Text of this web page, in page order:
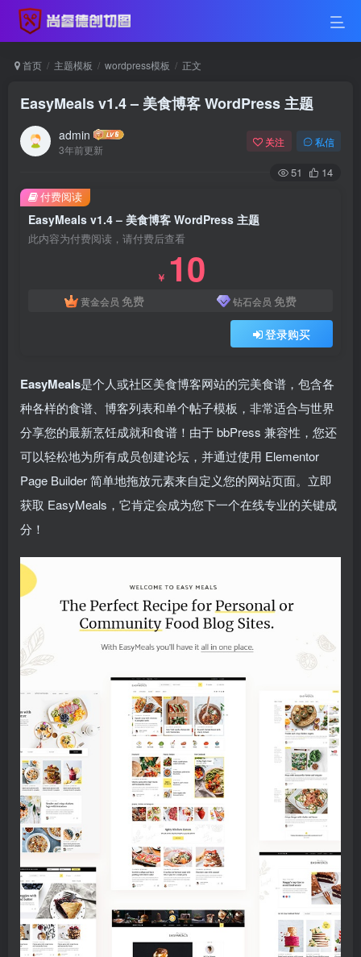
首页 主题模板 wordpress模板 正文
EasyMeals v1.4 – 美食博客 WordPress 主题
admin
3年前更新
关注 私信
51 14
EasyMeals v1.4 – 美食博客 WordPress 主题
此内容为付费阅读，请付费后查看
￥ 10
黄金会员 免费 钻石会员 免费
登录购买
付费阅读
EasyMeals是个人或社区美食博客网站的完美食谱，包含各
种各样的食谱、博客列表和单个帖子模板，非常适合与世界
分享您的最新烹饪成就和食谱！由于 bbPress 兼容性，您还
可以轻松地为所有成员创建论坛，并通过使用 Elementor
Page Builder 简单地拖放元素来自定义您的网站页面。立即
获取 EasyMeals，它肯定会成为您下一个在线专业的关键成
分！